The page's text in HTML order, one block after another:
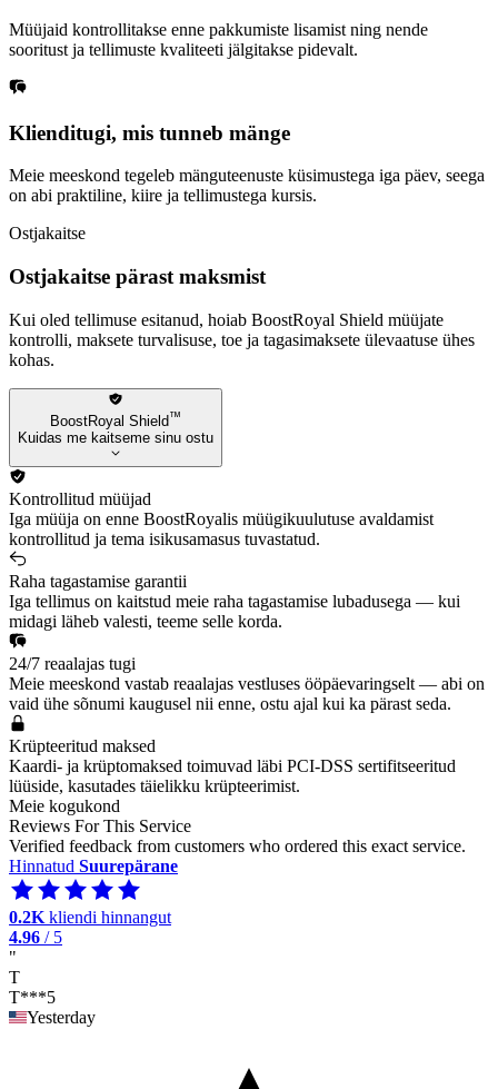
Müüjaid kontrollitakse enne pakkumiste lisamist ning nende
sooritust ja tellimuste kvaliteeti jälgitakse pidevalt.
Klienditugi, mis tunneb mänge
Meie meeskond tegeleb mänguteenuste küsimustega iga päev, seega
on abi praktiline, kiire ja tellimustega kursis.
Ostjakaitse
Ostjakaitse pärast maksmist
Kui oled tellimuse esitanud, hoiab BoostRoyal Shield müüjate
kontrolli, maksete turvalisuse, toe ja tagasimaksete ülevaatuse ühes
kohas.
BoostRoyal Shield™
Kuidas me kaitseme sinu ostu
Kontrollitud müüjad
Iga müüja on enne BoostRoyalis müügikuulutuse avaldamist
kontrollitud ja tema isikusamasus tuvastatud.
Raha tagastamise garantii
Iga tellimus on kaitstud meie raha tagastamise lubadusega — kui
midagi läheb valesti, teeme selle korda.
24/7 reaalajas tugi
Meie meeskond vastab reaalajas vestluses ööpäevaringselt — abi on
vaid ühe sõnumi kaugusel nii enne, ostu ajal kui ka pärast seda.
Krüpteeritud maksed
Kaardi- ja krüptomaksed toimuvad läbi PCI-DSS sertifitseeritud
lüüside, kasutades täielikku krüpteerimist.
Meie kogukond
Reviews For This Service
Verified feedback from customers who ordered this exact service.
Hinnatud Suurepärane
0.2K kliendi hinnangut
4.96 / 5
"
T
T***5
Yesterday